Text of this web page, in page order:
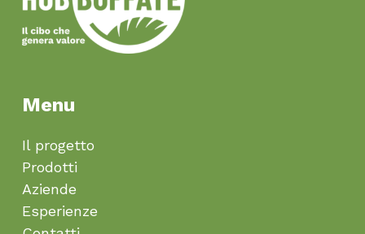
Menu
Il progetto
Prodotti
Aziende
Esperienze